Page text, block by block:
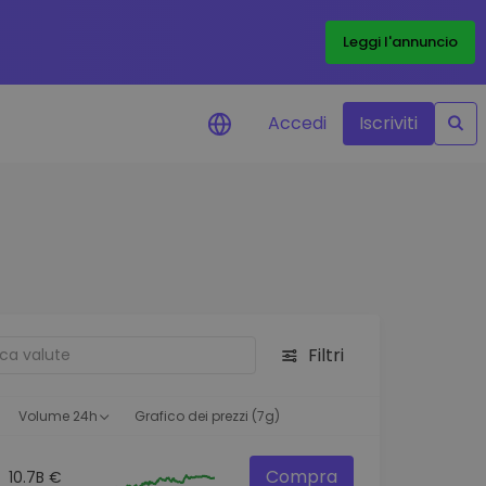
Leggi l'annuncio
utili per performance
Accedi Iscriviti
Filtri
Volume 24h Grafico dei prezzi (7g)
10.7B € Compra